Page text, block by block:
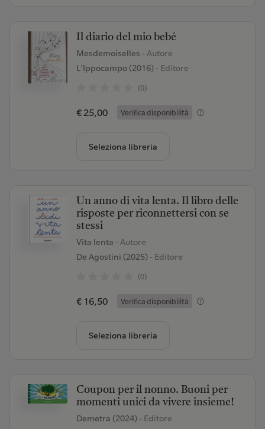
Il diario del mio bebé
Mesdemoiselles - Autore
L'Ippocampo (2016)- Editore
(0)
€ 25,00 Verifica disponibilità
Seleziona libreria
Un anno di vita lenta. Il libro delle
risposte per riconnettersi con se
stessi
Vita lenta - Autore
De Agostini (2025)- Editore
(0)
€ 16,50 Verifica disponibilità
Seleziona libreria
Coupon per il nonno. Buoni per
momenti unici da vivere insieme!
Demetra (2024)- Editore